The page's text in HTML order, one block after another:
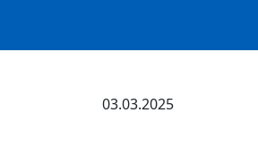
03.03.2025